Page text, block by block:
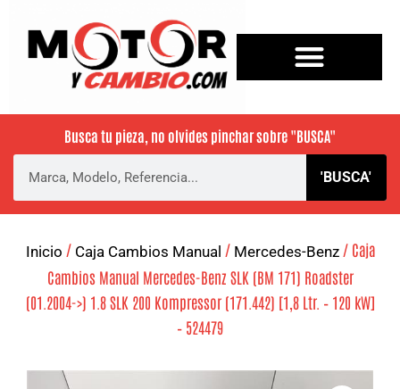
Busca tu pieza, no olvides pinchar sobre "BUSCA"
'BUSCA'
Inicio / Caja Cambios Manual / Mercedes-Benz/ Caja
Cambios Manual Mercedes-Benz SLK (BM 171) Roadster
(01.2004->) 1.8 SLK 200 Kompressor (171.442) [1,8 Ltr. – 120 kW]
– 524479